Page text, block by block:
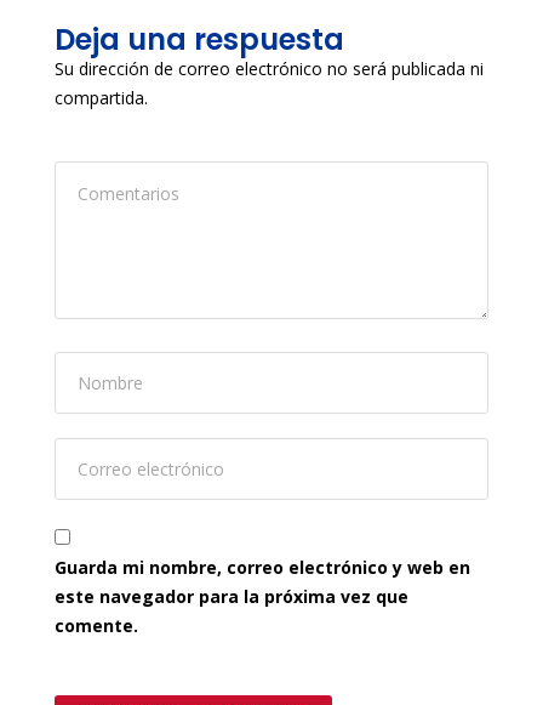
Deja una respuesta
Su dirección de correo electrónico no será publicada ni
compartida.
Guarda mi nombre, correo electrónico y web en
este navegador para la próxima vez que
comente.